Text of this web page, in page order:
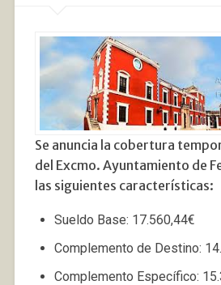
Se anuncia la cobertura
del Excmo. Ayuntamiento de
las siguientes características:
Sueldo Base: 17.560,44€
Complemento de Destino:
Complemento Específico: